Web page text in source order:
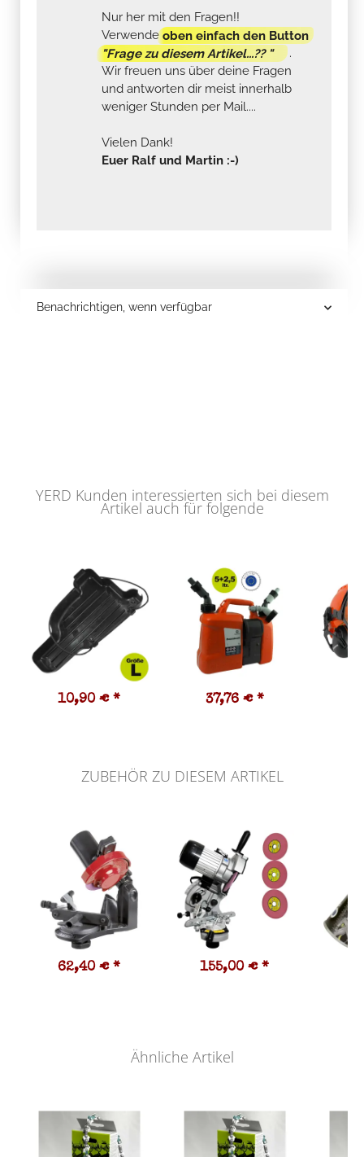
Nur her mit den Fragen!!
Verwendeoben einfach den Button
"Frage zu diesem Artikel...?? "
.
Wir freuen uns über deine Fragen
und antworten dir meist innerhalb
weniger Stunden per Mail....
Vielen Dank!
Euer Ralf und Martin :-)
Benachrichtigen, wenn verfügbar
YERD Kunden interessierten sich bei diesem
Artikel auch für folgende
10,90 € * 37,76 € *
ZUBEHÖR ZU DIESEM ARTIKEL
62,40 € * 155,00 € *
Ähnliche Artikel